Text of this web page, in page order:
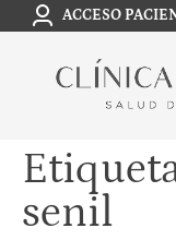
ACCESO
senil